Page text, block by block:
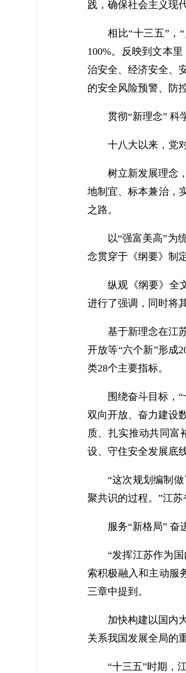
践，确保社会主义现
相比“十三五”，
100%。反映到文本
治安全、经济安全、
的安全风险预警、防
贯彻“新理念” 科
十八大以来，党
树立新发展理念
地制宜、标本兼治，
之路。
以“强富美高”为
念贯穿于《纲要》制
纵观《纲要》全
进行了强调，同时将
基于新理念在江
开放等“六个新”形成
类28个主要指标。
围绕奋斗目标，
双向开放、奋力建设
质、扎实推动共同富
设、守住安全发展底线
“这次规划编制
聚共识的过程。”江苏
服务“新格局” 奋
“发挥江苏作为
索积极融入和主动服
三章中提到。
加快构建以国内
关系我国发展全局的
“十三五”时期，